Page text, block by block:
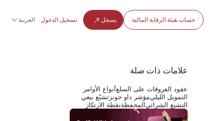
حساب هيئة الرقابة المالية يسجل تسجيل الدخول العربية
علامات ذات صلة
عقود الفروقات على السلعأنواع الأوامر
التمويل الليليمؤشر داو جونز تشبّع بيعي
التشبع الشرائيالمحفظةنقطة الارتكاز